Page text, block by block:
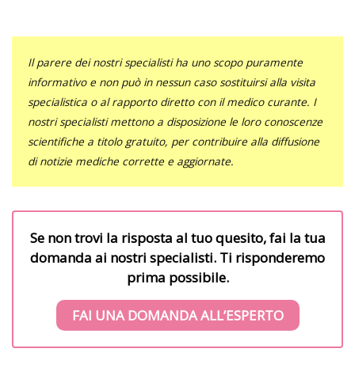
Il parere dei nostri specialisti ha uno scopo puramente
informativo e non può in nessun caso sostituirsi alla visita
specialistica o al rapporto diretto con il medico curante. I
nostri specialisti mettono a disposizione le loro conoscenze
scientifiche a titolo gratuito, per contribuire alla diffusione
di notizie mediche corrette e aggiornate.
Se non trovi la risposta al tuo quesito, fai la tua
domanda ai nostri specialisti. Ti risponderemo
prima possibile.
FAI UNA DOMANDA ALL’ESPERTO